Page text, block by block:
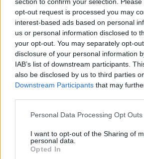
opt-out request is processed you may
interest-based ads based on personal
us or personal information disclosed to
your opt-out. You may separately opt-
disclosure of your personal information
IAB’s list of downstream participants.
also be disclosed by us to third parties
Downstream Participants that may
Please note that this website/app uses
not limited to your visit or usage
grant or deny consent to Google and its
use your data for below specified
Personal Data Processing Opt Outs
I want to opt-out of the Sharing of
personal data.
Opted In
La guerre des géants de la tech : Apple
Juliette Bernard · 7 Août 2026